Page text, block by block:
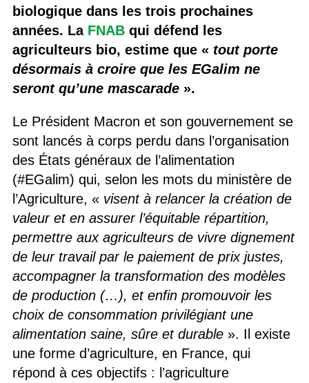
biologique dans les trois prochaines
années. La FNABqui défend les
agriculteurs bio, estime que « tout porte
désormais à croire que les EGalim ne
seront qu’une mascarade».
Le Président Macron et son gouvernement se
sont lancés à corps perdu dans l’organisation
des États généraux de l’alimentation
(#EGalim) qui, selon les mots du ministère de
l’Agriculture, « visent à relancer la création de
valeur et en assurer l’équitable répartition,
permettre aux agriculteurs de vivre dignement
de leur travail par le paiement de prix justes,
accompagner la transformation des modèles
de production (…), et enfin promouvoir les
choix de consommation privilégiant une
alimentation saine, sûre et durable». Il existe
une forme d’agriculture, en France, qui
répond à ces objectifs : l’agriculture